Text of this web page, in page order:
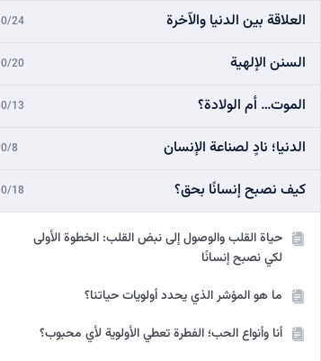
العلاقة بين الدنيا والآخرة 0/24
السنن الإلهية 0/20
الموت… أم الولادة؟ 0/13
الدنيا؛ نادٍ لصناعة الإنسان 0/8
كيف نصبح إنسانًا بحق؟ 0/18
حياة القلب والوصول إلى نبض القلب: الخطوة الأولى
لكي نصبح إنسانًا
ما هو المؤشر الذي يحدد أولويات حياتنا؟
أنا وأنواع الحب؛ الفطرة تعطي الأولوية لأي محبوب؟